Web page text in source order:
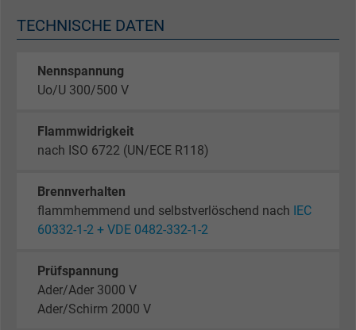
TECHNISCHE DATEN
Nennspannung
Uo/U 300/500 V
Flammwidrigkeit
nach ISO 6722 (UN/ECE R118)
Brennverhalten
flammhemmend und selbstverlöschend nach
IEC
60332-1-2 + VDE 0482-332-1-2
Prüfspannung
Ader/Ader 3000 V
Ader/Schirm 2000 V